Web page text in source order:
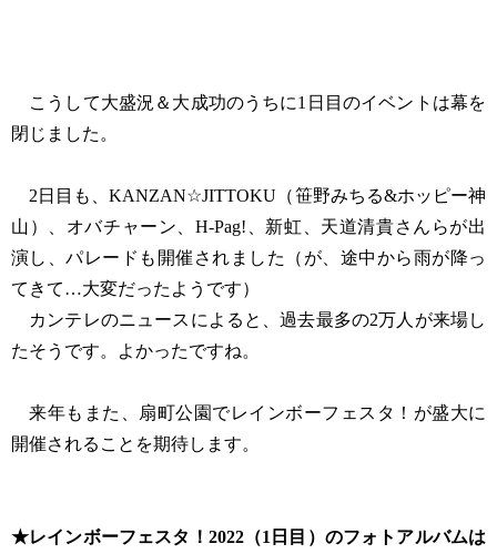
こうして大盛況＆大成功のうちに1日目のイベントは幕を
閉じました。
2日目も、KANZAN☆JITTOKU（笹野みちる&ホッピー神
山）、オバチャーン、H-Pag!、新虹、天道清貴さんらが出
演し、パレードも開催されました（が、途中から雨が降っ
てきて…大変だったようです）
カンテレのニュースによると、過去最多の2万人が来場し
たそうです。よかったですね。
来年もまた、扇町公園でレインボーフェスタ！が盛大に
開催されることを期待します。
★レインボーフェスタ！2022（1日目）のフォトアルバムは